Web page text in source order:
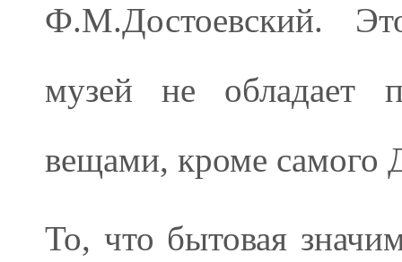
Ф.М.Достоевский.
музей не обладает
вещами, кроме самого
То, что бытовая